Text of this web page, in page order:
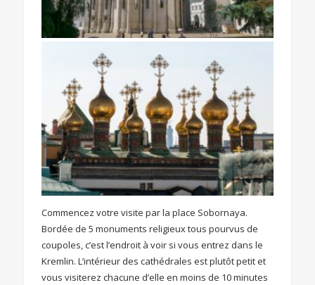
Commencez votre visite par la place Sobornaya.
Bordée de 5 monuments religieux tous pourvus de
coupoles, c’est l’endroit à voir si vous entrez dans le
Kremlin. L’intérieur des cathédrales est plutôt petit et
vous visiterez chacune d’elle en moins de 10 minutes